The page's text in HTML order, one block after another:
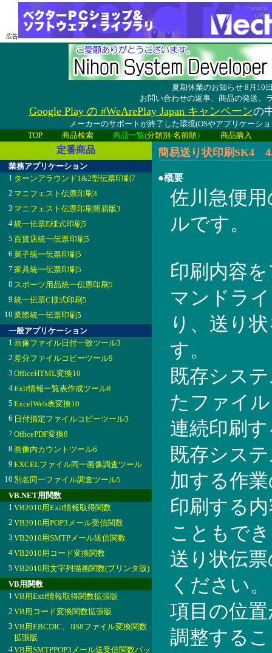
広告
夏期休業のお知らせ 8月10
お問い合わせの返事、商品の発送、
Google Play の #WeArePlay Japan キャンペーンの
メーカーのサポートが終了した環境(OSやアプリケーシ
TOP
商品検索 商品一覧(分類別 /名前順） 商品購入
定番商品
業務アプリケーション
1 ターンアラウンド1&2型伝票印刷7
2 マニフェスト伝票印刷3
3 マニフェスト伝票印刷簡易版3
4統一伝票E様式印刷5
5 百貨店統一伝票印刷5
6 菓子統一伝票印刷5
7 家具統一伝票印刷5
8 スポーツ用品統一伝票印刷5
9 統一伝票C様式印刷5
10 業際統一伝票印刷5
一般アプリケーション
1 画像ファイル日付一致ツール3
2 差分ファイルコピーツール9
3 OfficeHTML変換10
4Exif情報一覧表作成ツール8
5 ExcelWeb表変換10
6 日付指定ファイルコピーツール3
7 OfficePDF変換8
8 画像内カウントツール6
9 EXCELファイル同一画像調査ツール
10 別名同一ファイル調査ツール5
VB.NET用関数
1 VB2010用Exif情報取得関数
2 VB2010用POP3メール受信関数
3 VB2010用SMTPメール送信関数
4VB2010用コード変換関数
5 VB2010用文字列描画関数(プリンタ版)
VB用関数
1 VB用Exif情報取得関数拡張版
2 VB用コード変換関数拡張版
3 VB用EBCDIC、JIS8ファイル変換関数
拡張版
4VB用SMTPPOP3メール送受信関数パッ
簡易送り状印刷SK4
●概要
佐川急便
ルです。
印刷内容
マンドラ
り、送り
す。
既存シス
たファイ
連続印刷
既存シス
加する作
印刷する
こともで
送り状伝
ください。
項目の位
調整する